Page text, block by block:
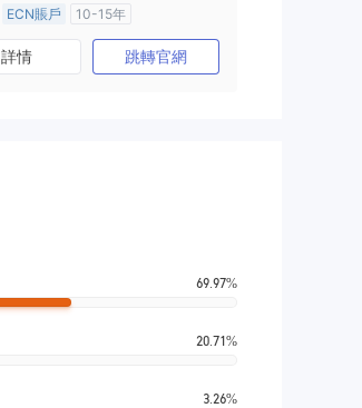
ECN賬戶
10-15年
澳大利亞監管
全牌照 (MM)
主標MT4
詳情 跳轉官網
69.97%
20.71%
3.26%